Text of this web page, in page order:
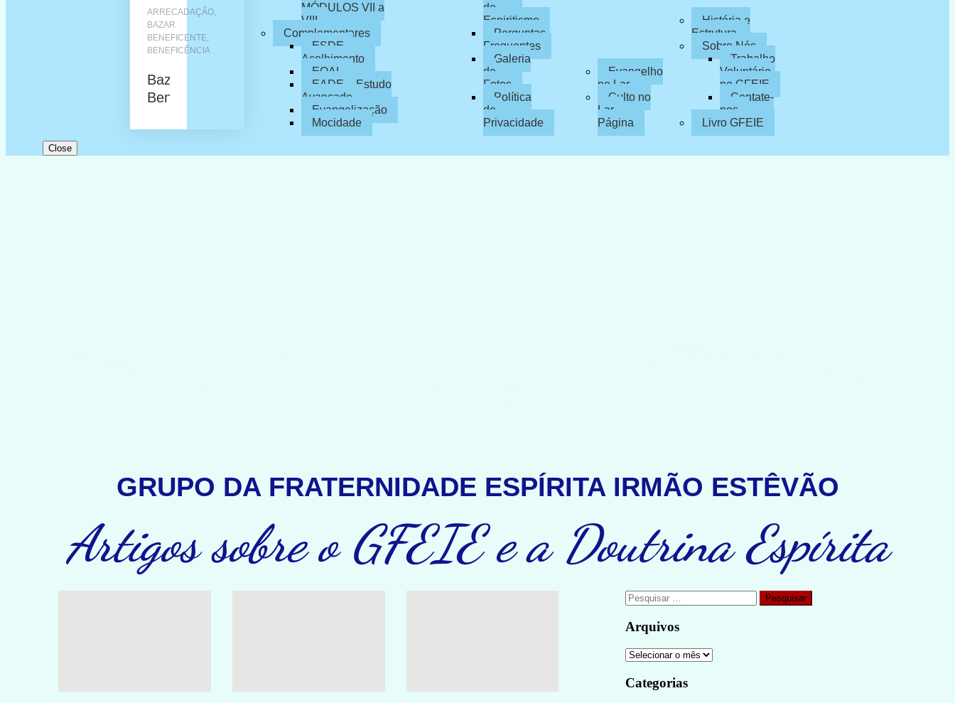
ARRECADAÇÃO,
BAZAR
BENEFICENTE,
BENEFICÊNCIA
Bazar
Beneficente
MÓDULOS VII a
VIII
Complementares
ESDE –
Acolhimento
EOAL
EADE – Estudo
Avançado
Evangelização
Mocidade
do
Espiritismo
Perguntas
Frequentes
Galeria
de
Fotos
Política
de
Privacidade
Evangelho
no Lar
Culto no
Lar –
Página
História e
Estrutura
Sobre Nós
Trabalho
Voluntário
no GFEIE
Contate-
nos
Livro GFEIE
Close
GRUPO DA FRATERNIDADE ESPÍRITA IRMÃO ESTÊVÃO
Artigos sobre o GFEIE e a Doutrina Espírita
Arquivos
Categorias